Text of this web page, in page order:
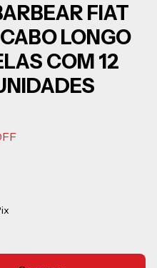
FIAT
LONGO
COM 12